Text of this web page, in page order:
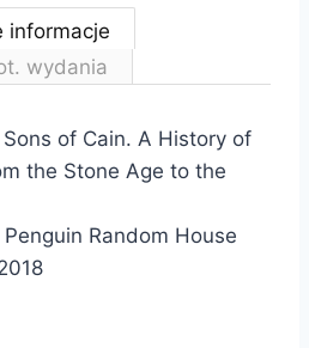
informacje
wydania
Sons of Cain. A History of
the Stone Age to the
Random House